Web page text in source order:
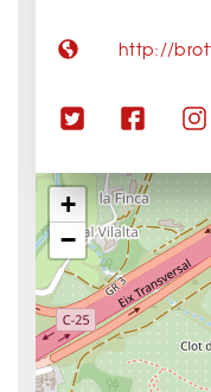
+
−
http://